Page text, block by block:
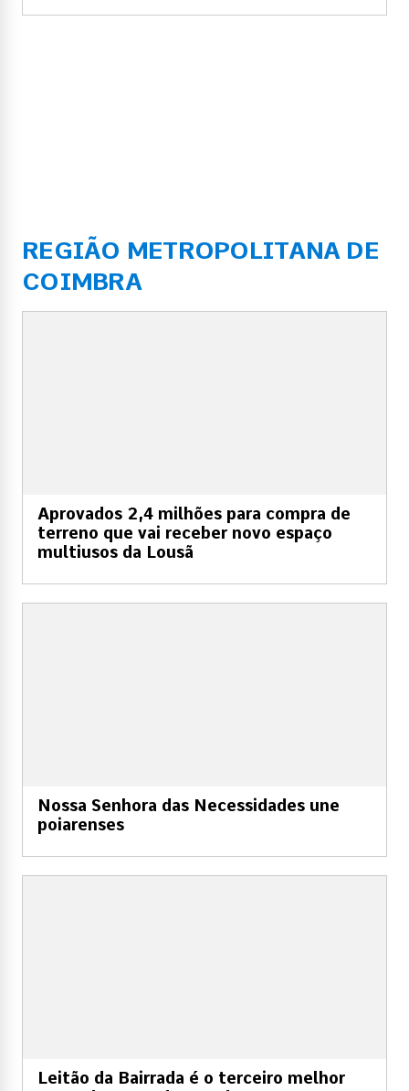
REGIÃO METROPOLITANA DE
COIMBRA
Aprovados 2,4 milhões para compra de
terreno que vai receber novo espaço
multiusos da Lousã
Nossa Senhora das Necessidades une
poiarenses
Leitão da Bairrada é o terceiro melhor